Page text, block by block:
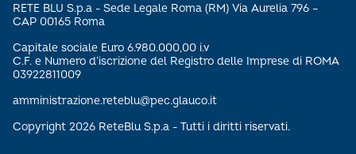
RETE BLU S.p.a - Sede Legale Roma (RM) Via Aurelia 796 –
CAP 00165 Roma
Capitale sociale Euro 6.980.000,00 i.v
C.F. e Numero d’iscrizione del Registro delle Imprese di ROMA
03922811009
amministrazione.reteblu@pec.glauco.it
Copyright 2026 ReteBlu S.p.a - Tutti i diritti riservati.